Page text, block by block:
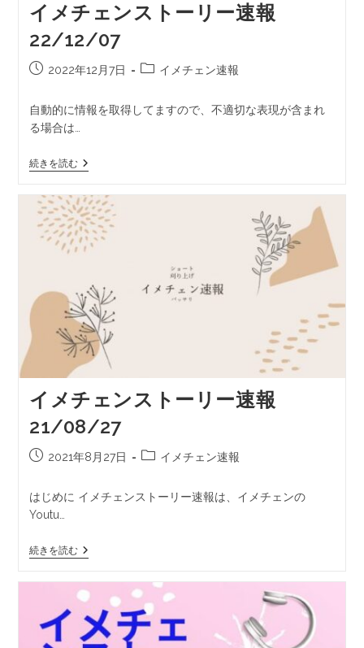
イメチェンストーリー速報
22/12/07
2022年12月7日 イメチェン速報
自動的に情報を取得してますので、不適切な表現が含まれ
る場合は…
続きを読む
イメチェンストーリー速報
21/08/27
2021年8月27日 イメチェン速報
はじめに イメチェンストーリー速報は、イメチェンの
Youtu…
続きを読む